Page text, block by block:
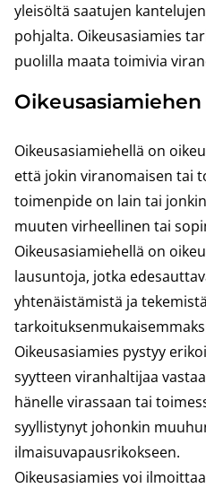
yleisöltä saatujen
pohjalta. Oikeusasiamies
puolilla maata toimivia
Oikeusasiamiehellä on
että jokin viranomaisen tai
toimenpide on lain tai
muuten virheellinen tai
Oikeusasiamiehellä on
lausuntoja, jotka
yhtenäistämistä ja tekemistä
Oikeusasiamies pystyy
syytteen viranhaltijaa
hänelle virassaan tai
syyllistynyt johonkin
ilmaisuvapausrikokseen.
Oikeusasiamies voi